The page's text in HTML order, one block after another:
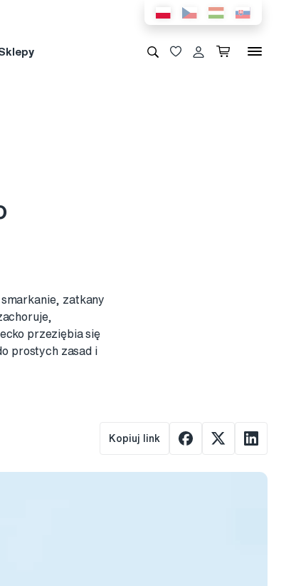
zatkany
przeziębia się
prostych zasad i
Kopiuj link